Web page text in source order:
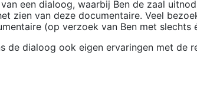
een dialoog, waarbij Ben de zaal
zien van deze documentaire. Veel
(op verzoek van Ben met
de dialoog ook eigen ervaringen met